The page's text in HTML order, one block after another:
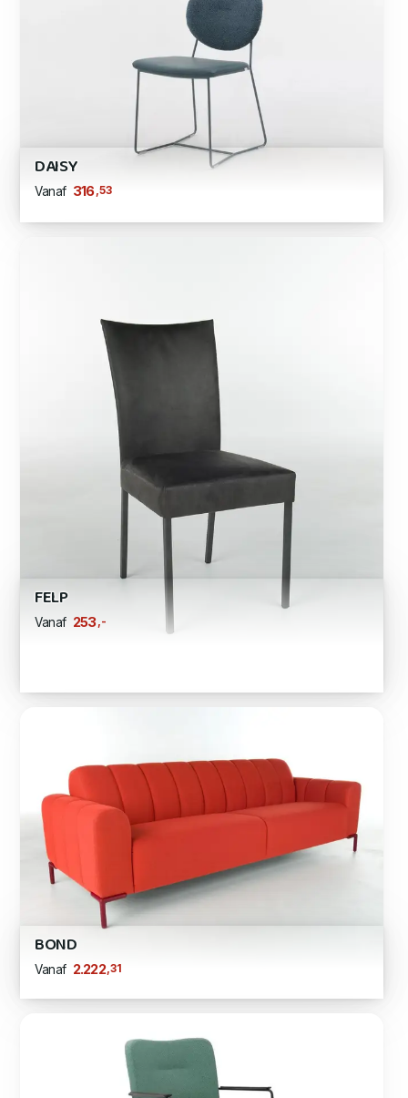
DAISY
Vanaf 316,53
FELP
Vanaf 253 ,-
BOND
Vanaf 2.222 ,31